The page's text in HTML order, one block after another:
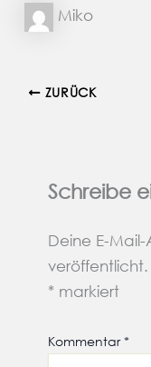
Miko
ZURÜCK
Schreibe
Deine E-
veröffentlicht.
*markiert
Kommentar*